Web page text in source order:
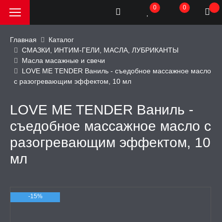
АКЦИИ и
ИГРУШКИ
БЕЛЬЕ
0 0
Главная
Каталог
СМАЗКИ, ИНТИМ-ГЕЛИ, МАСЛА, ЛУБРИКАНТЫ
Масла масажные и свечи
LOVE ME TENDER Ваниль - съедобное массажное масло
с разогревающим эффектом, 10 мл
LOVE ME TENDER Ваниль -
съедобное массажное масло с
разогревающим эффектом, 10
мл
-15%